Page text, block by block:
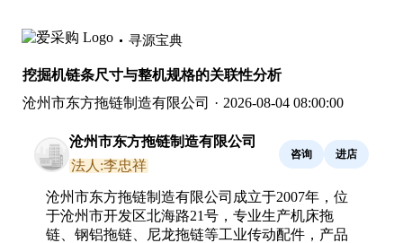
寻源宝典
挖掘机链条尺寸与整机规格的关联性分析
沧州市东方拖链制造有限公司 · 2026-08-04 08:00:00
沧州市东方拖链制造有限公司
法人:李忠祥
咨询 进店
沧州市东方拖链制造有限公司成立于2007年，位
于沧州市开发区北海路21号，专业生产机床拖
链、钢铝拖链、尼龙拖链等工业传动配件，产品